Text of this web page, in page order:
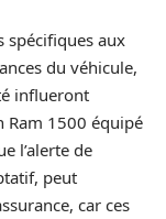
spécifiques aux
du véhicule,
influeront
Ram 1500 équipé
l’alerte de
peut
car ces